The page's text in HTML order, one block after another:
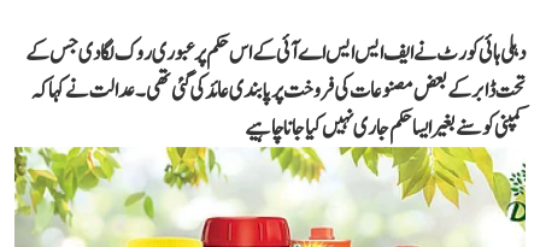
دہلی ہائی کورٹ نے ایف ایس ایس اے آئی کے اس حکم پر عبوری روک لگا دی جس کے
تحت ڈابر کے بعض مصنوعات کی فروخت پر پابندی عائد کی گئی تھی۔ عدالت نے کہا کہ
کمپنی کو سنے بغیر ایسا حکم جاری نہیں کیا جانا چاہیے